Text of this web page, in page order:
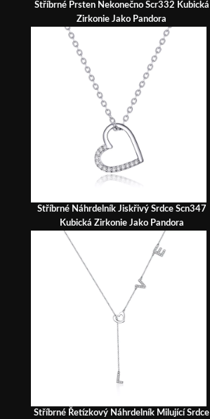
Stříbrné Prsten Nekonečno Scr332 Kubická
Zirkonie Jako Pandora
Stříbrné Náhrdelník Jiskřivý Srdce Scn347
Kubická Zirkonie Jako Pandora
Stříbrné Řetízkový Náhrdelník Milující Srdce